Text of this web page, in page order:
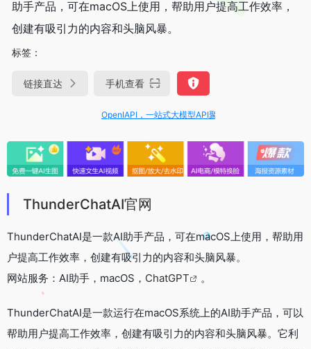
助手产品，可在macOS上使用，帮助用户提高工作效率，
创建有吸引力的内容和头脑风暴。
标签：
链接直达 手机查看
OpenIAPI，一站式大模型API聚合平台
ThunderChatAI官网
ThunderChatAI是一款AI助手产品，可在macOS上使用，帮助用
户提高工作效率，创建有吸引力的内容和头脑风暴。
网站服务：AI助手，macOS， ChatGPT 。
ThunderChatAI是一款运行在macOS系统上的AI助手产品，可以
帮助用户提高工作效率，创建有吸引力的内容和头脑风暴。它利